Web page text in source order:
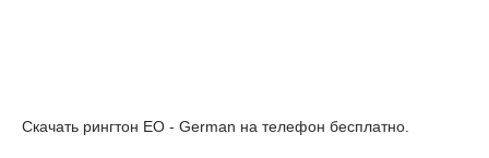
Скачать рингтон EO - German на телефон бесплатно.